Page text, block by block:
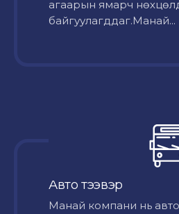
агаарын ямарч
байгуулагддаг.Манай...
Авто тээвэр
Mанай компани нь